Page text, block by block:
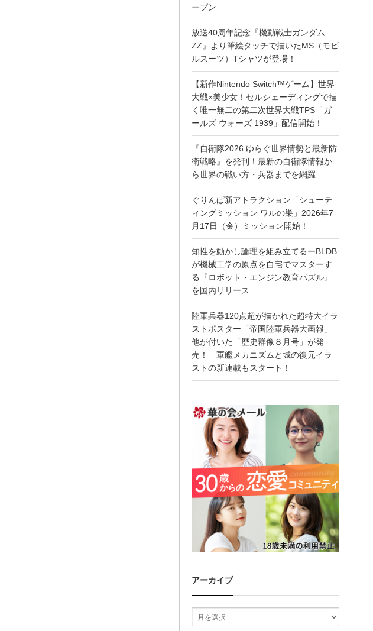
ープン
放送40周年記念『機動戦士ガンダム
ZZ』より筆絵タッチで描いたMS（モビ
ルスーツ）Tシャツが登場！
【新作Nintendo Switch™ゲーム】世界
大戦×美少女！セルシェーディングで描
く唯一無二の第二次世界大戦TPS「ガ
ールズ ウォーズ 1939」配信開始！
『自衛隊2026 ゆらぐ世界情勢と最新防
衛戦略』を発刊！最新の自衛隊情報か
ら世界の戦い方・兵器までを網羅
ぐりんぱ新アトラクション「シューテ
ィングミッション ワルの巣」2026年7
月17日（金）ミッション開始！
知性を動かし論理を組み立てるーBLDB
が機械工学の原点を自宅でマスターす
る『ロボット・エンジン教育パズル』
を国内リリース
陸軍兵器120点超が描かれた超特大イラ
ストポスター「帝国陸軍兵器大画報」
他が付いた「歴史群像８月号」が発
売！ 軍艦メカニズムと城の復元イラ
ストの新連載もスタート！
アーカイブ